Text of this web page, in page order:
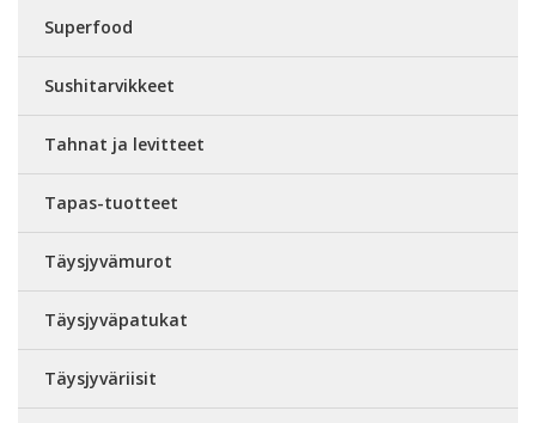
Superfood
Sushitarvikkeet
Tahnat ja levitteet
Tapas-tuotteet
Täysjyvämurot
Täysjyväpatukat
Täysjyväriisit